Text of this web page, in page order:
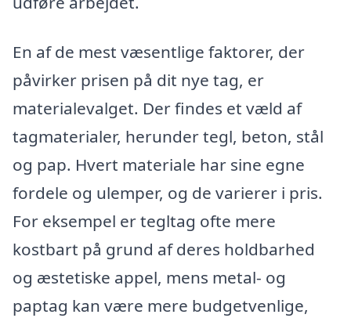
En af de mest væsentlige faktorer, der
påvirker prisen på dit nye tag, er
materialevalget. Der findes et væld af
tagmaterialer, herunder tegl, beton, stål
og pap. Hvert materiale har sine egne
fordele og ulemper, og de varierer i pris.
For eksempel er tegltag ofte mere
kostbart på grund af deres holdbarhed
og æstetiske appel, mens metal- og
paptag kan være mere budgetvenlige,